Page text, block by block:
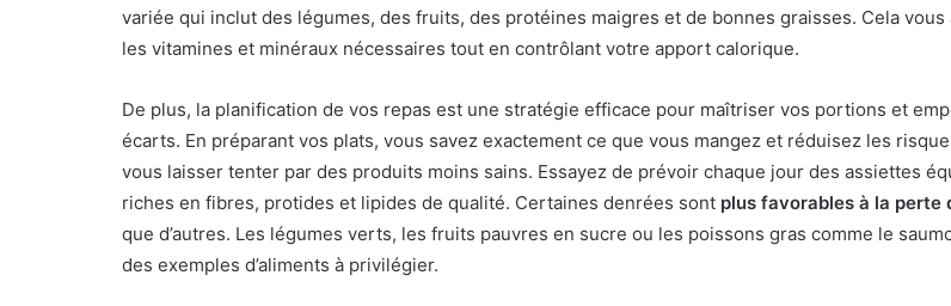
variée qui inclut des légumes, des fruits, des protéines maigres et de bonnes graisses. Cela vous
les vitamines et minéraux nécessaires tout en contrôlant votre apport calorique.
De plus, la planification de vos repas est une stratégie efficace pour maîtriser vos portions et
écarts. En préparant vos plats, vous savez exactement ce que vous mangez et réduisez les
vous laisser tenter par des produits moins sains. Essayez de prévoir chaque jour des assiettes
riches en fibres, protides et lipides de qualité. Certaines denrées sont plus favorables à la perte
que d’autres. Les légumes verts, les fruits pauvres en sucre ou les poissons gras comme le
des exemples d’aliments à privilégier.